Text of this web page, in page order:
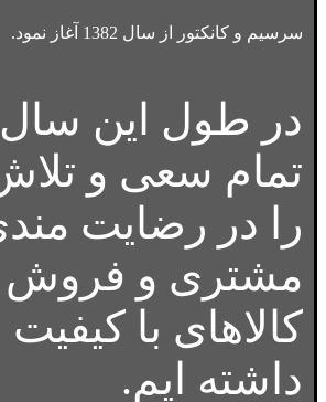
سرسیم و کانکتور از سال 1382 آغاز نمود.
در طول این سال
تمام سعی و
را در رضایت
مشتری و فروش
کالاهای با کیفیت
داشته ایم.